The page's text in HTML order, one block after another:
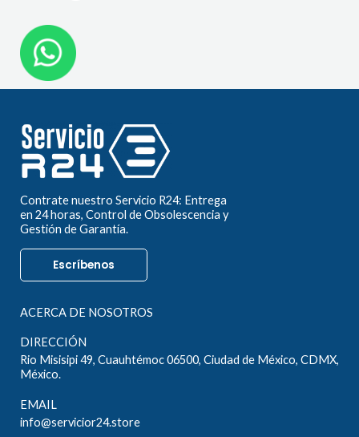
Contrate nuestro Servicio R24: Entrega
en 24 horas, Control de Obsolescencia y
Gestión de Garantía.
Escríbenos
ACERCA DE NOSOTROS
DIRECCIÓN
Rio Misisipi 49, Cuauhtémoc 06500, Ciudad de México, CDMX,
México.
EMAIL
info@servicior24.store